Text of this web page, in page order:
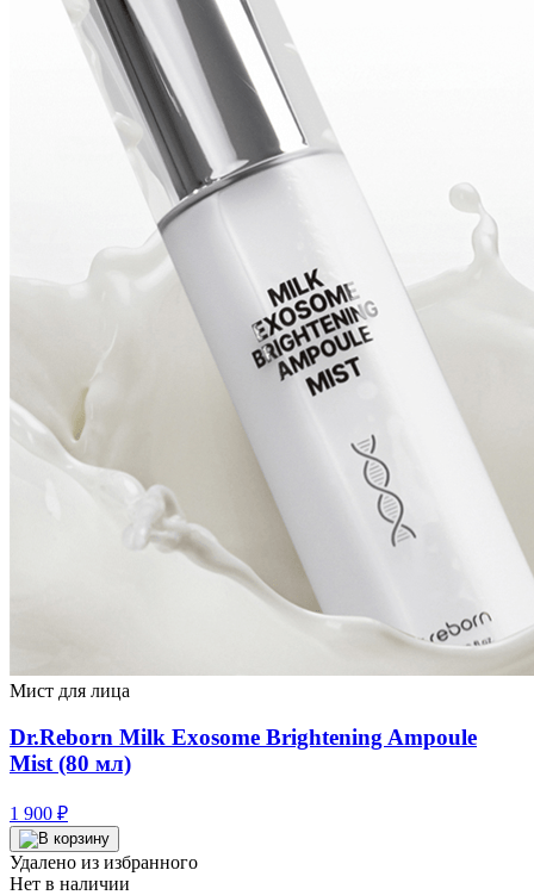
Мист для лица
Dr.Reborn Milk Exosome Brightening Ampoule
Mist (80 мл)
1 900 ₽
Удалено из избранного
Нет в наличии